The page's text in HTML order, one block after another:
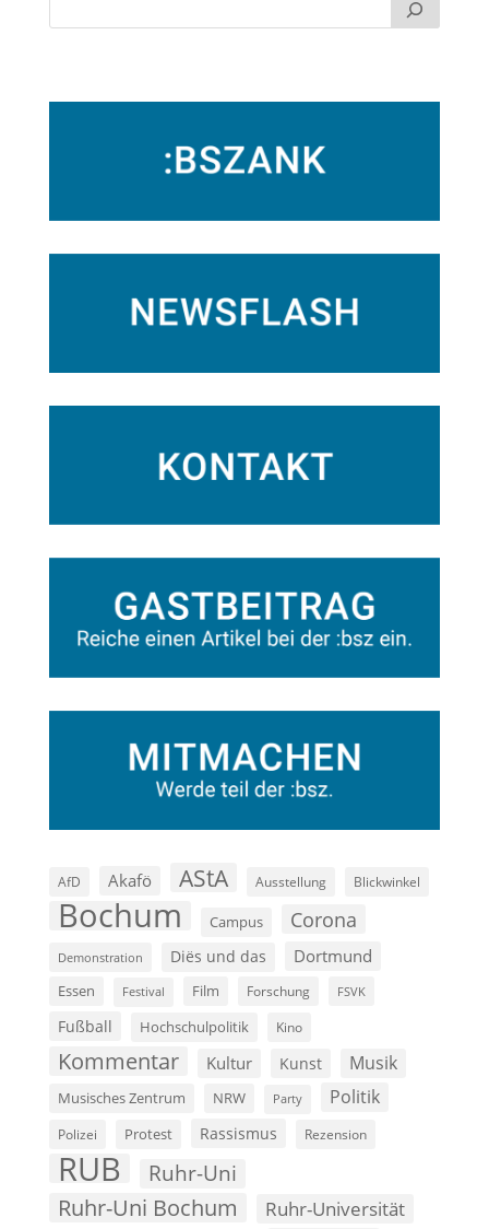
AfD Akafö AStA Ausstellung Blickwinkel
Bochum Campus Corona
Demonstration Diës und das Dortmund
Essen Festival Film Forschung FSVK
Fußball Hochschulpolitik Kino
Kommentar Kultur Kunst Musik
Musisches Zentrum NRW Party Politik
Polizei Protest Rassismus Rezension
RUB Ruhr-Uni
Ruhr-Uni Bochum Ruhr-Universität